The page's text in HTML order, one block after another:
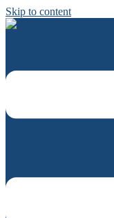
Skip to content